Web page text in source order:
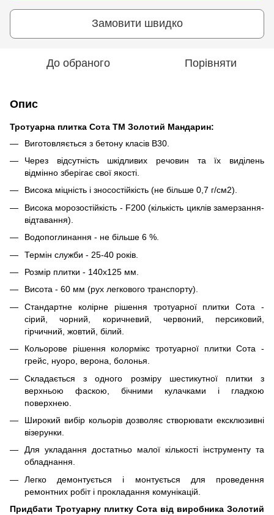
Замовити швидко
До обраного Порівняти
Опис
Тротуарна плитка Сота ТМ Золотий Мандарин:
Виготовляється з бетону класів В30.
Через відсутність шкідливих речовин та їх виділень
відмінно зберігає свої якості.
Висока міцність і зносостійкість (не більше 0,7 г/см2).
Висока морозостійкість - F200 (кількість циклів замерзання-
відтавання).
Водопоглинання - не більше 6 %.
Термін служби - 25-40 років.
Розмір плитки - 140х125 мм.
Висота - 60 мм (рух легкового транспорту).
Стандартне колірне рішення тротуарної плитки Сота -
сірий, чорний, коричневий, червоний, персиковий,
гірчичний, жовтий, білий.
Кольорове рішення колормікс тротуарної плитки Сота -
грейс, нуоро, верона, болонья.
Складається з одного розміру шестикутної плитки з
верхньою фаскою, бічними кулачками і гладкою
поверхнею.
Широкий вибір кольорів дозволяє створювати ексклюзивні
візерунки.
Для укладання достатньо малої кількості інструменту та
обладнання.
Легко демонтується і монтується для проведення
ремонтних робіт і прокладання комунікацій.
Придбати Тротуарну плитку Сота від виробника Золотий